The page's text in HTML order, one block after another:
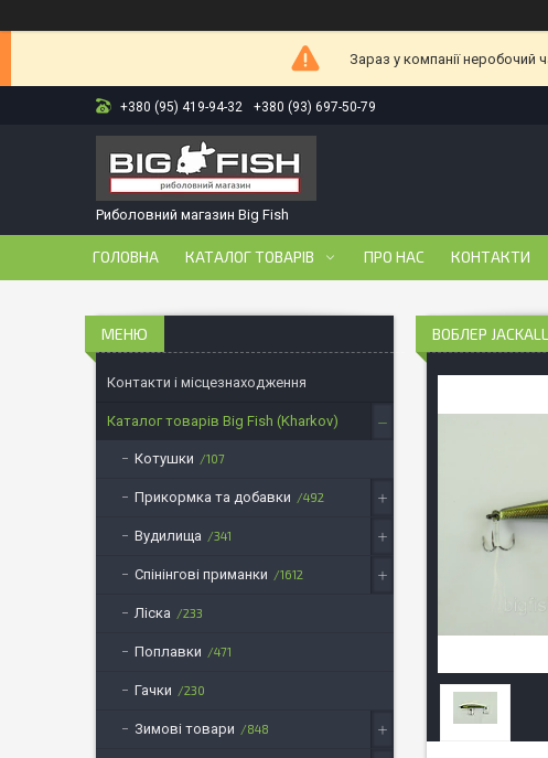
Зараз у компанії неробочий
+380 (95) 419-94-32 +380 (93) 697-50-79
Риболовний магазин Big Fish
ГОЛОВНА КАТАЛОГ ТОВАРІВ ПРО НАС КОНТАКТИ
ВОБЛЕР
Контакти і місцезнаходження
Каталог товарів Big Fish (Kharkov)
Котушки 107
Прикормка та добавки 492
Вудилища 341
Спінінгові приманки 1612
Ліска 233
Поплавки 471
Гачки 230
Зимові товари 848